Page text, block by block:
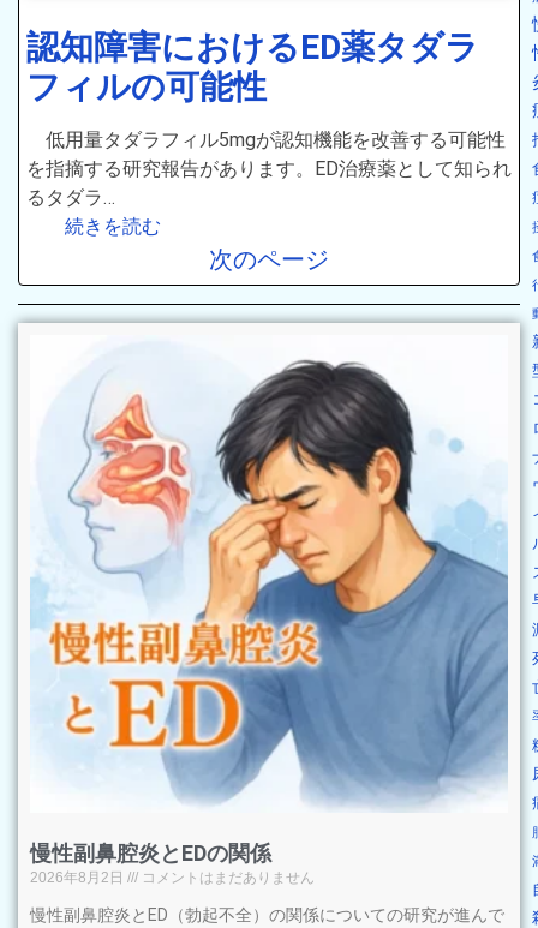
認知障害におけるED薬タダラ
フィルの可能性
低用量タダラフィル5mgが認知機能を改善する可能性
を指摘する研究報告があります。ED治療薬として知られ
るタダラ…
続きを読む
次のページ
慢性副鼻腔炎とEDの関係
2026年8月2日 コメントはまだありません
慢性副鼻腔炎とED（勃起不全）の関係についての研究が進んで